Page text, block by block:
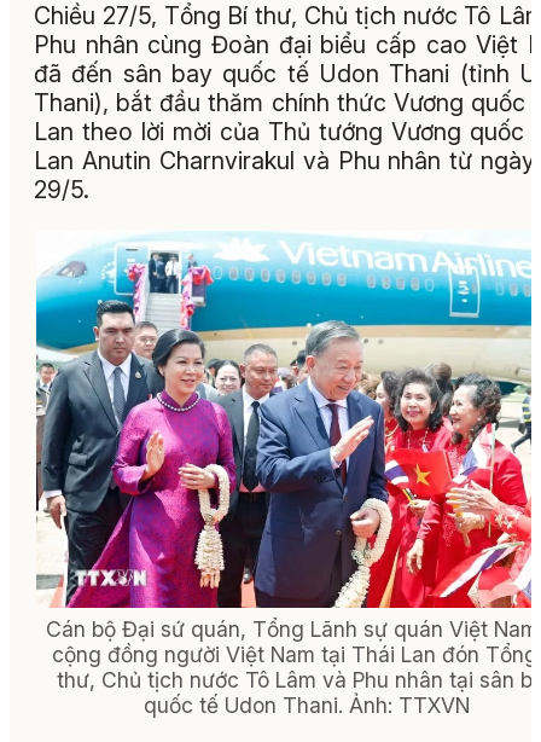
Chiều 27/5, Tổng Bí thư, Chủ tịch nước Tô
Phu nhân cùng Đoàn đại biểu cấp cao Việt
đã đến sân bay quốc tế Udon Thani (tỉnh
Thani), bắt đầu thăm chính thức Vương quốc
Lan theo lời mời của Thủ tướng Vương quốc
Lan Anutin Charnvirakul và Phu nhân từ
29/5.
Cán bộ Đại sứ quán, Tổng Lãnh sự quán Việt
cộng đồng người Việt Nam tại Thái Lan đón Tổng
thư, Chủ tịch nước Tô Lâm và Phu nhân tại sân
quốc tế Udon Thani. Ảnh: TTXVN